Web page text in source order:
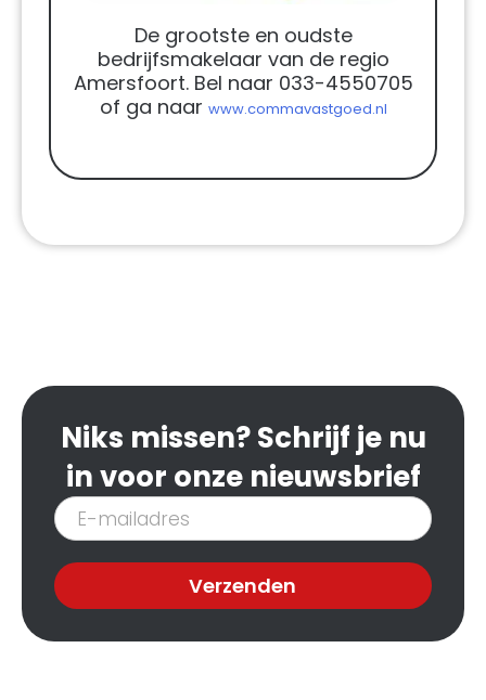
De grootste en oudste
bedrijfsmakelaar van de regio
Amersfoort. Bel naar 033-4550705
of ga naar www.commavastgoed.nl
Niks missen? Schrijf je nu
in voor onze nieuwsbrief
Inschrijven
nieuwsbrief
Verzenden